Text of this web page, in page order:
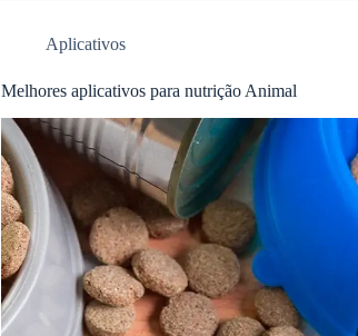
Aplicativos
Melhores aplicativos para nutrição Animal